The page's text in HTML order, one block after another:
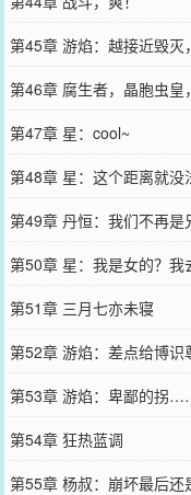
第45章 游焰：越接近毁灭
第46章 腐生者，晶胞虫皇
第47章 星：cool~
第48章 星：这个距离就没
第49章 丹恒：我们不再是
第50章 星：我是女的？我
第51章 三月七亦未寝
第52章 游焰：差点给博识
第53章 游焰：卑鄙的拐
第54章 狂热蓝调
第55章 杨叔：崩坏最后还